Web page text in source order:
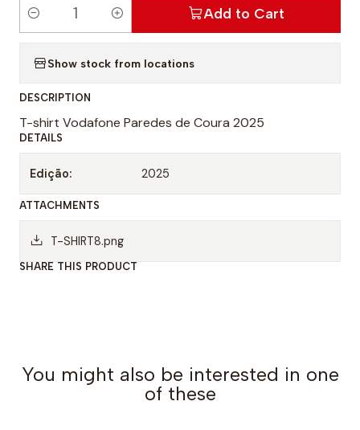
Add to Cart
Show stock from locations
DESCRIPTION
T-shirt Vodafone Paredes de Coura 2025
DETAILS
Edição: 2025
ATTACHMENTS
T-SHIRT8.png
SHARE THIS PRODUCT
You might also be interested in one
of these